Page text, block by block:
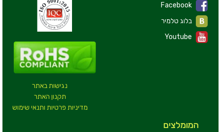
נגישות באתר
תקנון האתר
מדיניות פרטיות ותנאי שימוש
Facebook
Youtube
המומלצים